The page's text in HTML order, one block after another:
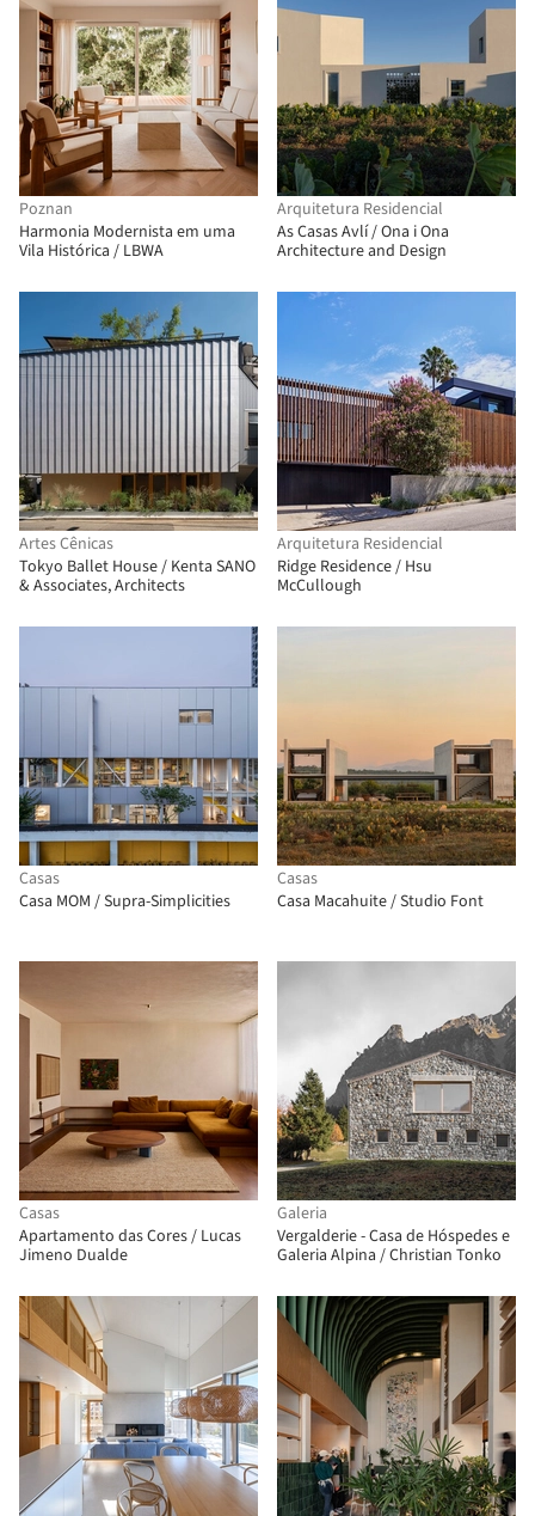
Poznan
Harmonia Modernista em uma
Vila Histórica / LBWA
Arquitetura Residencial
As Casas Avlí / Ona i Ona
Architecture and Design
Artes Cênicas
Tokyo Ballet House / Kenta SANO
& Associates, Architects
Arquitetura Residencial
Ridge Residence / Hsu
McCullough
Casas
Casa MOM / Supra-Simplicities
Casas
Casa Macahuite / Studio Font
Casas
Apartamento das Cores / Lucas
Jimeno Dualde
Galeria
Vergalderie - Casa de Hóspedes e
Galeria Alpina / Christian Tonko